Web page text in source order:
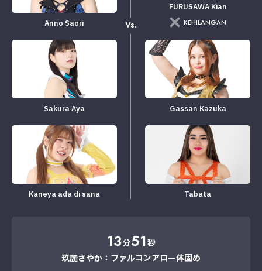
Anno Saori
Sakura Aya
Kaneya ada di sana
Vs.
FURUSAWA Kian
KEHILANGAN
Gassan Kazuka
Tabata
13分51秒
玖麗さやか：ファルコンアロー→体固め